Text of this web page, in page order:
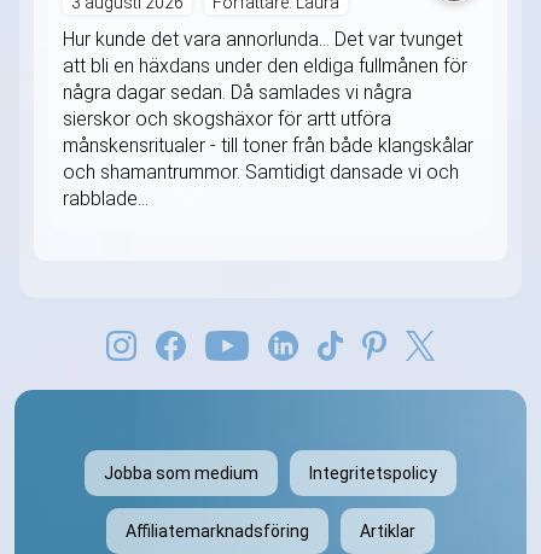
Hur kunde det vara annorlunda... Det var tvunget
att bli en häxdans under den eldiga fullmånen för
några dagar sedan. Då samlades vi några
sierskor och skogshäxor för artt utföra
månskensritualer - till toner från både klangskålar
och shamantrummor. Samtidigt dansade vi och
rabblade...
Jobba som medium Integritetspolicy
Affiliatemarknadsföring Artiklar